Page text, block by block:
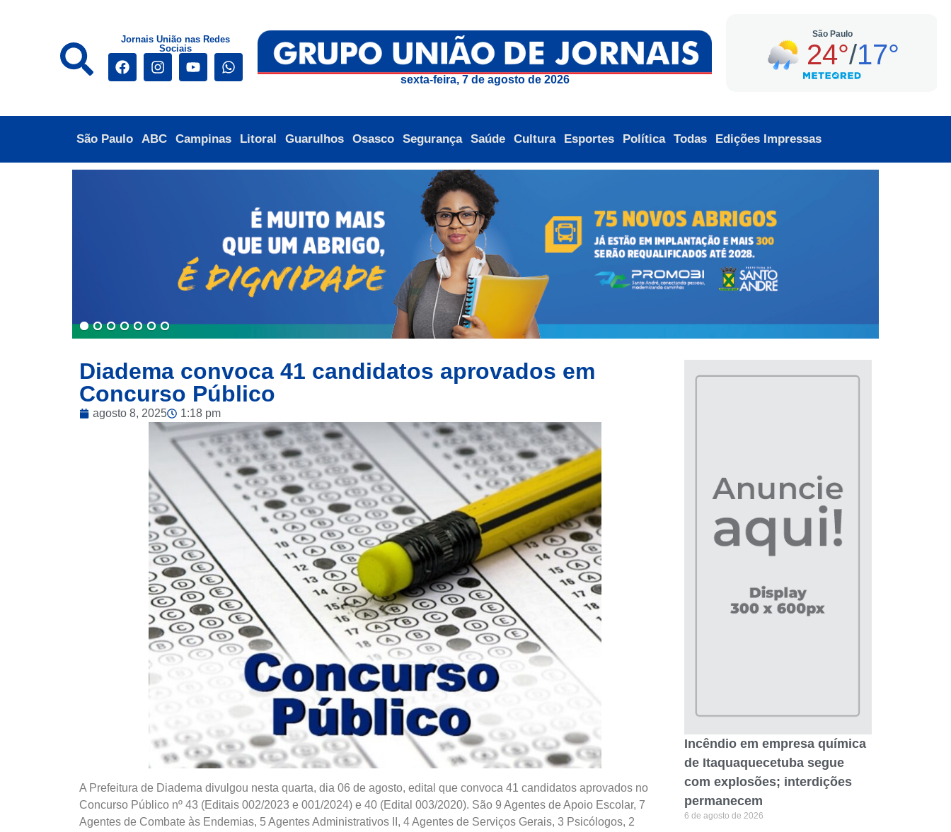
Jornais União nas Redes
Sociais
sexta-feira, 7 de agosto de 2026
São Paulo ABC Campinas Litoral Guarulhos Osasco Segurança Saúde Cultura Esportes Política Todas Edições Impressas
Diadema convoca 41 candidatos aprovados em
Concurso Público
agosto 8, 2025 1:18 pm
A Prefeitura de Diadema divulgou nesta quarta, dia 06 de agosto, edital que convoca 41 candidatos aprovados no
Concurso Público nº 43 (Editais 002/2023 e 001/2024) e 40 (Edital 003/2020). São 9 Agentes de Apoio Escolar, 7
Agentes de Combate às Endemias, 5 Agentes Administrativos II, 4 Agentes de Serviços Gerais, 3 Psicólogos, 2
Incêndio em empresa química
de Itaquaquecetuba segue
com explosões; interdições
permanecem
6 de agosto de 2026